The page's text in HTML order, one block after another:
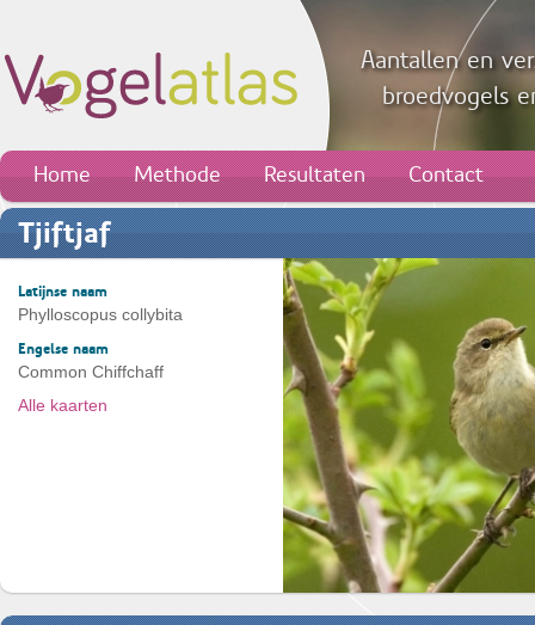
Aantallen en
broedvogels
Home Methode Resultaten Contact
Tjiftjaf
Latijnse naam
Phylloscopus collybita
Engelse naam
Common Chiffchaff
Alle kaarten